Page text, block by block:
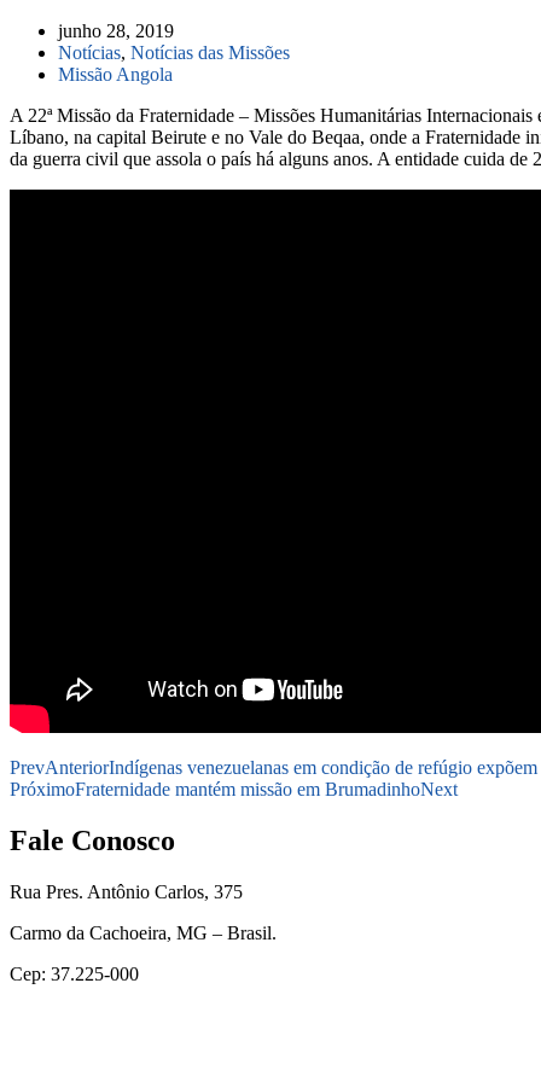
junho 28, 2019
Notícias, Notícias das Missões
Missão Angola
A 22ª Missão da Fraternidade – Missões Humanitárias
Líbano, na capital Beirute e no Vale do Beqaa, onde a Fraternidade
da guerra civil que assola o país há alguns anos. A entidade cuida de
PrevAnteriorIndígenas venezuelanas em condição de refúgio
PróximoFraternidade mantém missão em BrumadinhoNext
Fale Conosco
Rua Pres. Antônio Carlos, 375
Carmo da Cachoeira, MG – Brasil.
Cep: 37.225-000